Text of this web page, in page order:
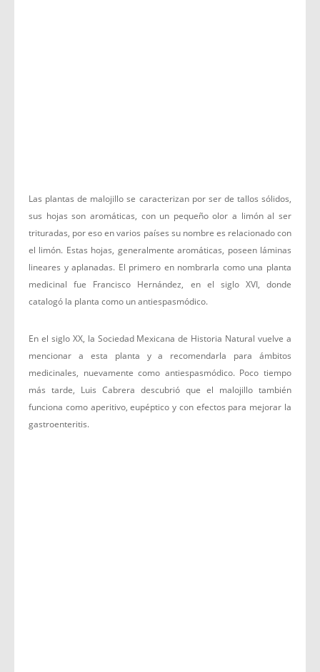
Las plantas de malojillo se caracterizan por ser de tallos sólidos,
sus hojas son aromáticas, con un pequeño olor a limón al ser
trituradas, por eso en varios países su nombre es relacionado con
el limón. Estas hojas, generalmente aromáticas, poseen láminas
lineares y aplanadas. El primero en nombrarla como una planta
medicinal fue Francisco Hernández, en el siglo XVI, donde
catalogó la planta como un antiespasmódico.
En el siglo XX, la Sociedad Mexicana de Historia Natural vuelve a
mencionar a esta planta y a recomendarla para ámbitos
medicinales, nuevamente como antiespasmódico. Poco tiempo
más tarde, Luis Cabrera descubrió que el malojillo también
funciona como aperitivo, eupéptico y con efectos para mejorar la
gastroenteritis.